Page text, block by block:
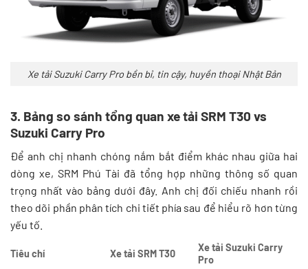
Xe tải Suzuki Carry Pro bền bỉ, tin cậy, huyền thoại Nhật Bản
3. Bảng so sánh tổng quan xe tải SRM T30 vs
Suzuki Carry Pro
Để anh chị nhanh chóng nắm bắt điểm khác nhau giữa hai
dòng xe, SRM Phú Tài đã tổng hợp những thông số quan
trọng nhất vào bảng dưới đây. Anh chị đối chiếu nhanh rồi
theo dõi phần phân tích chi tiết phía sau để hiểu rõ hơn từng
yếu tố.
Tiêu chí Xe tải SRM T30
Xe tải Suzuki Carry
Pro